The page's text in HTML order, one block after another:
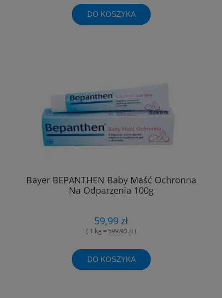
DO KOSZYKA
Bayer BEPANTHEN Baby Maść Ochronna
Na Odparzenia 100g
59,99 zł
( 1 kg = 599,90 zł )
DO KOSZYKA